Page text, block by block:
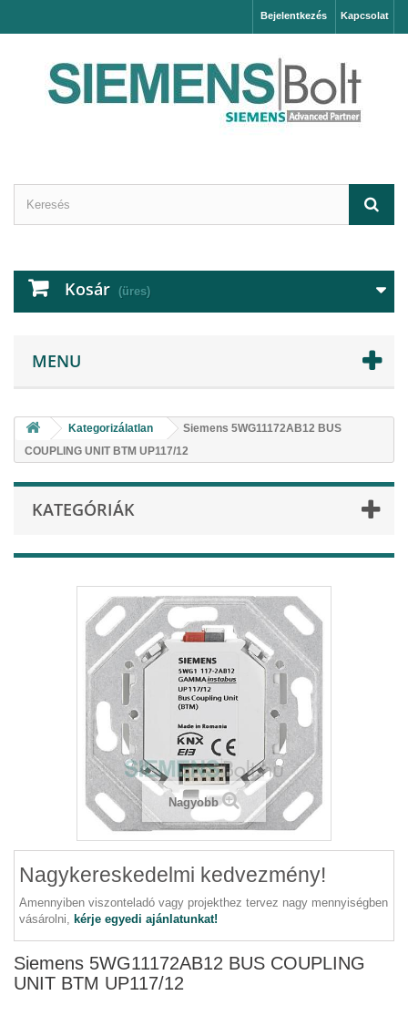
Kapcsolat
Bejelentkezés
Kosár (üres)
MENU
Kategorizálatlan
Siemens 5WG11172AB12 BUS
COUPLING UNIT BTM UP117/12
KATEGÓRIÁK
Nagyobb
Nagykereskedelmi kedvezmény!
Amennyiben viszonteladó vagy projekthez tervez nagy mennyiségben
vásárolni, kérje egyedi ajánlatunkat!
Siemens 5WG11172AB12 BUS COUPLING
UNIT BTM UP117/12